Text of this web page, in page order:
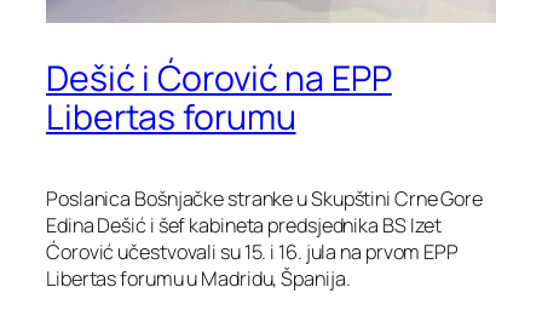
Dešić i Ćorović na EPP
Libertas forumu
Poslanica Bošnjačke stranke u Skupštini Crne Gore
Edina Dešić i šef kabineta predsjednika BS Izet
Ćorović učestvovali su 15. i 16. jula na prvom EPP
Libertas forumu u Madridu, Španija.